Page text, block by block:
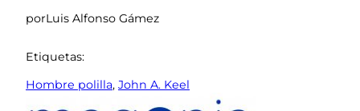
porLuis Alfonso Gámez
Etiquetas:
Hombre polilla, John A. Keel